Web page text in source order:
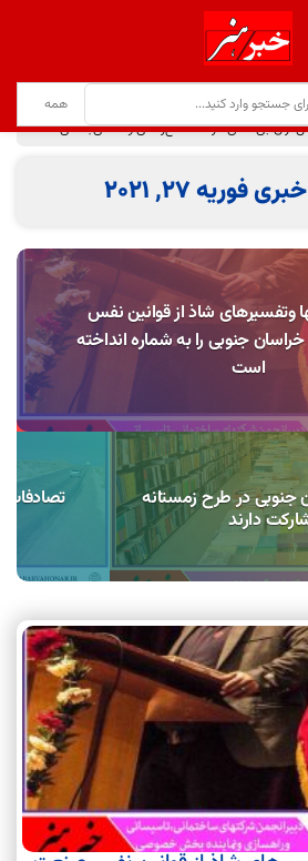
بی‌ادعای عرصه اطلاع‌رسانی و آگاهی‌بخشی است
27, 2021
وتفسیرهای شاذ از قوانین نفس
جنوبی را به شماره انداخته
است
جنوبی در طرح زمستانه
دارند